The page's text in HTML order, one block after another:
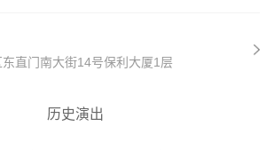
直门南大街14号保利大厦1层
历史演出